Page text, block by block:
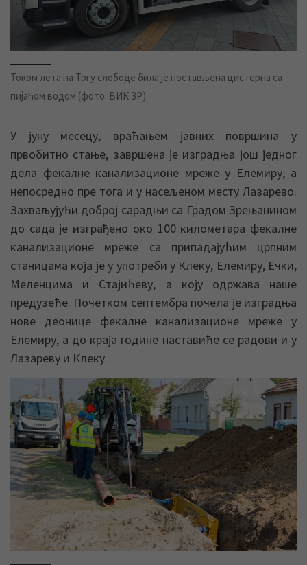
Током лета на Тргу слободе била је постављена цистерна са
пијаћом водом (фото: ВИК ЗР)
У јуну месецу, враћањем јавних површина у
првобитно стање, завршена је изградња још једног
дела фекалне канализационе мреже у Елемиру, а
непосредно пре тога и у насељеном месту Лазарево.
Захваљујући доброј сарадњи са Градом Зрењанином
до сада је изграђено око 100 километара фекалне
канализационе мреже са припадајућим црпним
станицама која је у употреби у Клеку, Елемиру, Ечки,
Меленцима и Стајићеву, а коју одржава наше
предузеће. Почетком септембра почела је изградња
нове деонице фекалне канализационе мреже у
Елемиру, а до краја године наставиће се радови и у
Лазареву и Клеку.